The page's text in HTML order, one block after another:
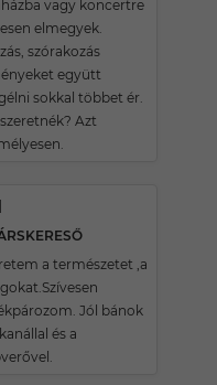
vagy koncertre
elmegyek.
szórakozás
együtt
sokkal többet ér.
Azt
a természetet ,a
Jól bánok
és a